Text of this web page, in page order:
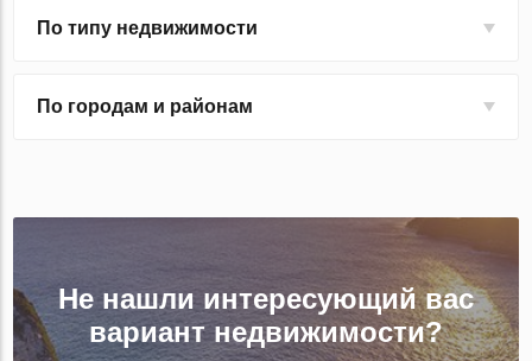
По типу недвижимости
По городам и районам
Не нашли интересующий вас
вариант недвижимости?